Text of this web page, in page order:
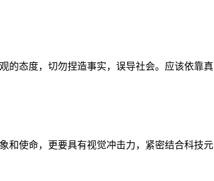
的态度，切勿捏造事实，误导社会。应该依靠真
和使命，更要具有视觉冲击力，紧密结合科技元